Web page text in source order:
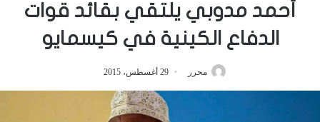
أحمد مدوبي يلتقي بقائد قوات
الدفاع الكينية في كيسمايو
محرر 29 أغسطس، 2015